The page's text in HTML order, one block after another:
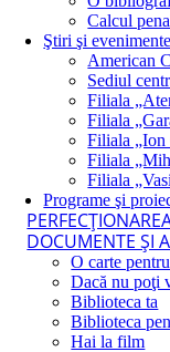
Calcul
Ştiri şi
American
Sediul
Filiala
Filiala
Filiala „Ion
Filiala
Filiala
Programe şi
DOCUMENTE ŞI
O carte
Dacă nu poţi
Biblioteca ta
Biblioteca
Hai la film